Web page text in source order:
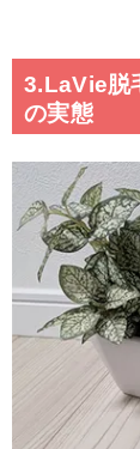
3.LaVie脱
の実態